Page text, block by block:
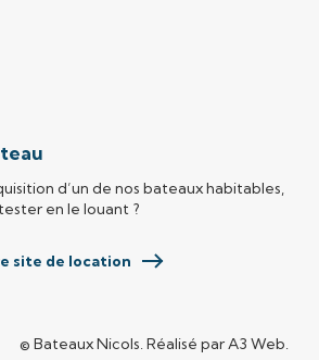
d’un de nos bateaux habitables,
en le louant ?
site de location
© Bateaux Nicols.Réalisé parA3 Web.